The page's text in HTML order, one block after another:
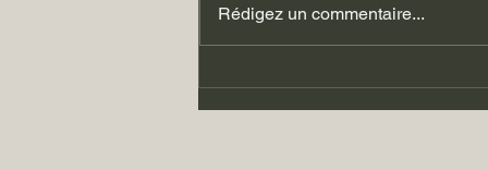
Rédigez un commentaire...